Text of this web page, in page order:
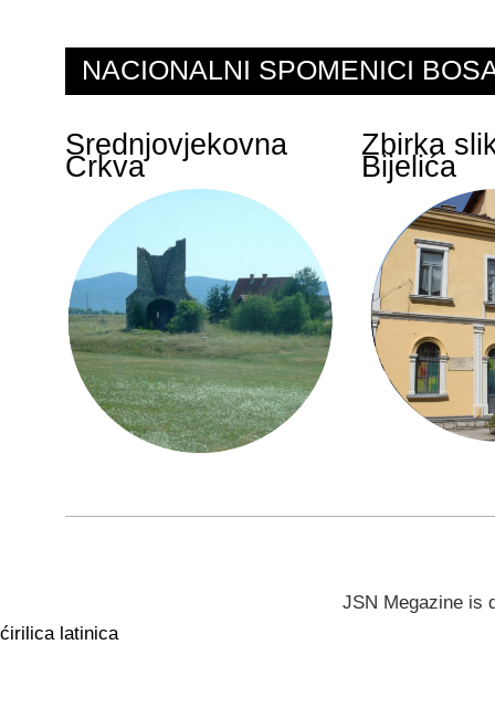
NACIONALNI SPOMENICI
Srednjovjekovna
Crkva
Zbirka
Bijelića
JSN Megazine is
ćirilica latinica